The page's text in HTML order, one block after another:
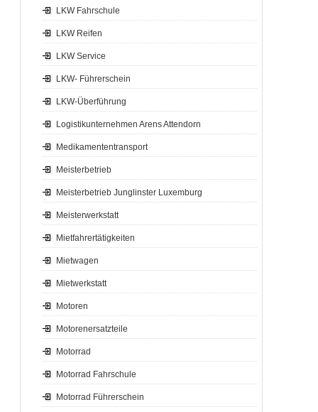
LKW Fahrschule
LKW Reifen
LKW Service
LKW- Führerschein
LKW-Überführung
Logistikunternehmen Arens Attendorn
Medikamententransport
Meisterbetrieb
Meisterbetrieb Junglinster Luxemburg
Meisterwerkstatt
Mietfahrertätigkeiten
Mietwagen
Mietwerkstatt
Motoren
Motorenersatzteile
Motorrad
Motorrad Fahrschule
Motorrad Führerschein